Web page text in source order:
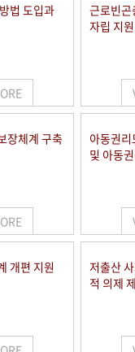
법 도입과
근로빈곤
자립 지
장체계 구축
아동권리
및 아동
개편 지원
저출산
적 의제